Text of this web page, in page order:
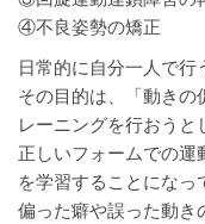
④不良姿勢の矯正
日常的に自分一人で行
その目的は、「動きの
レーニングを行おうと
正しいフォームでの運
を学習することになっ
偏った癖や誤った動き